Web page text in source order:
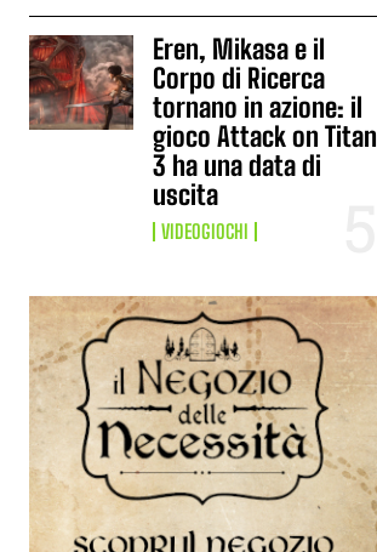
Eren, Mikasa e il
Corpo di Ricerca
tornano in azione: il
gioco Attack on Titan
3 ha una data di
uscita
VIDEOGIOCHI